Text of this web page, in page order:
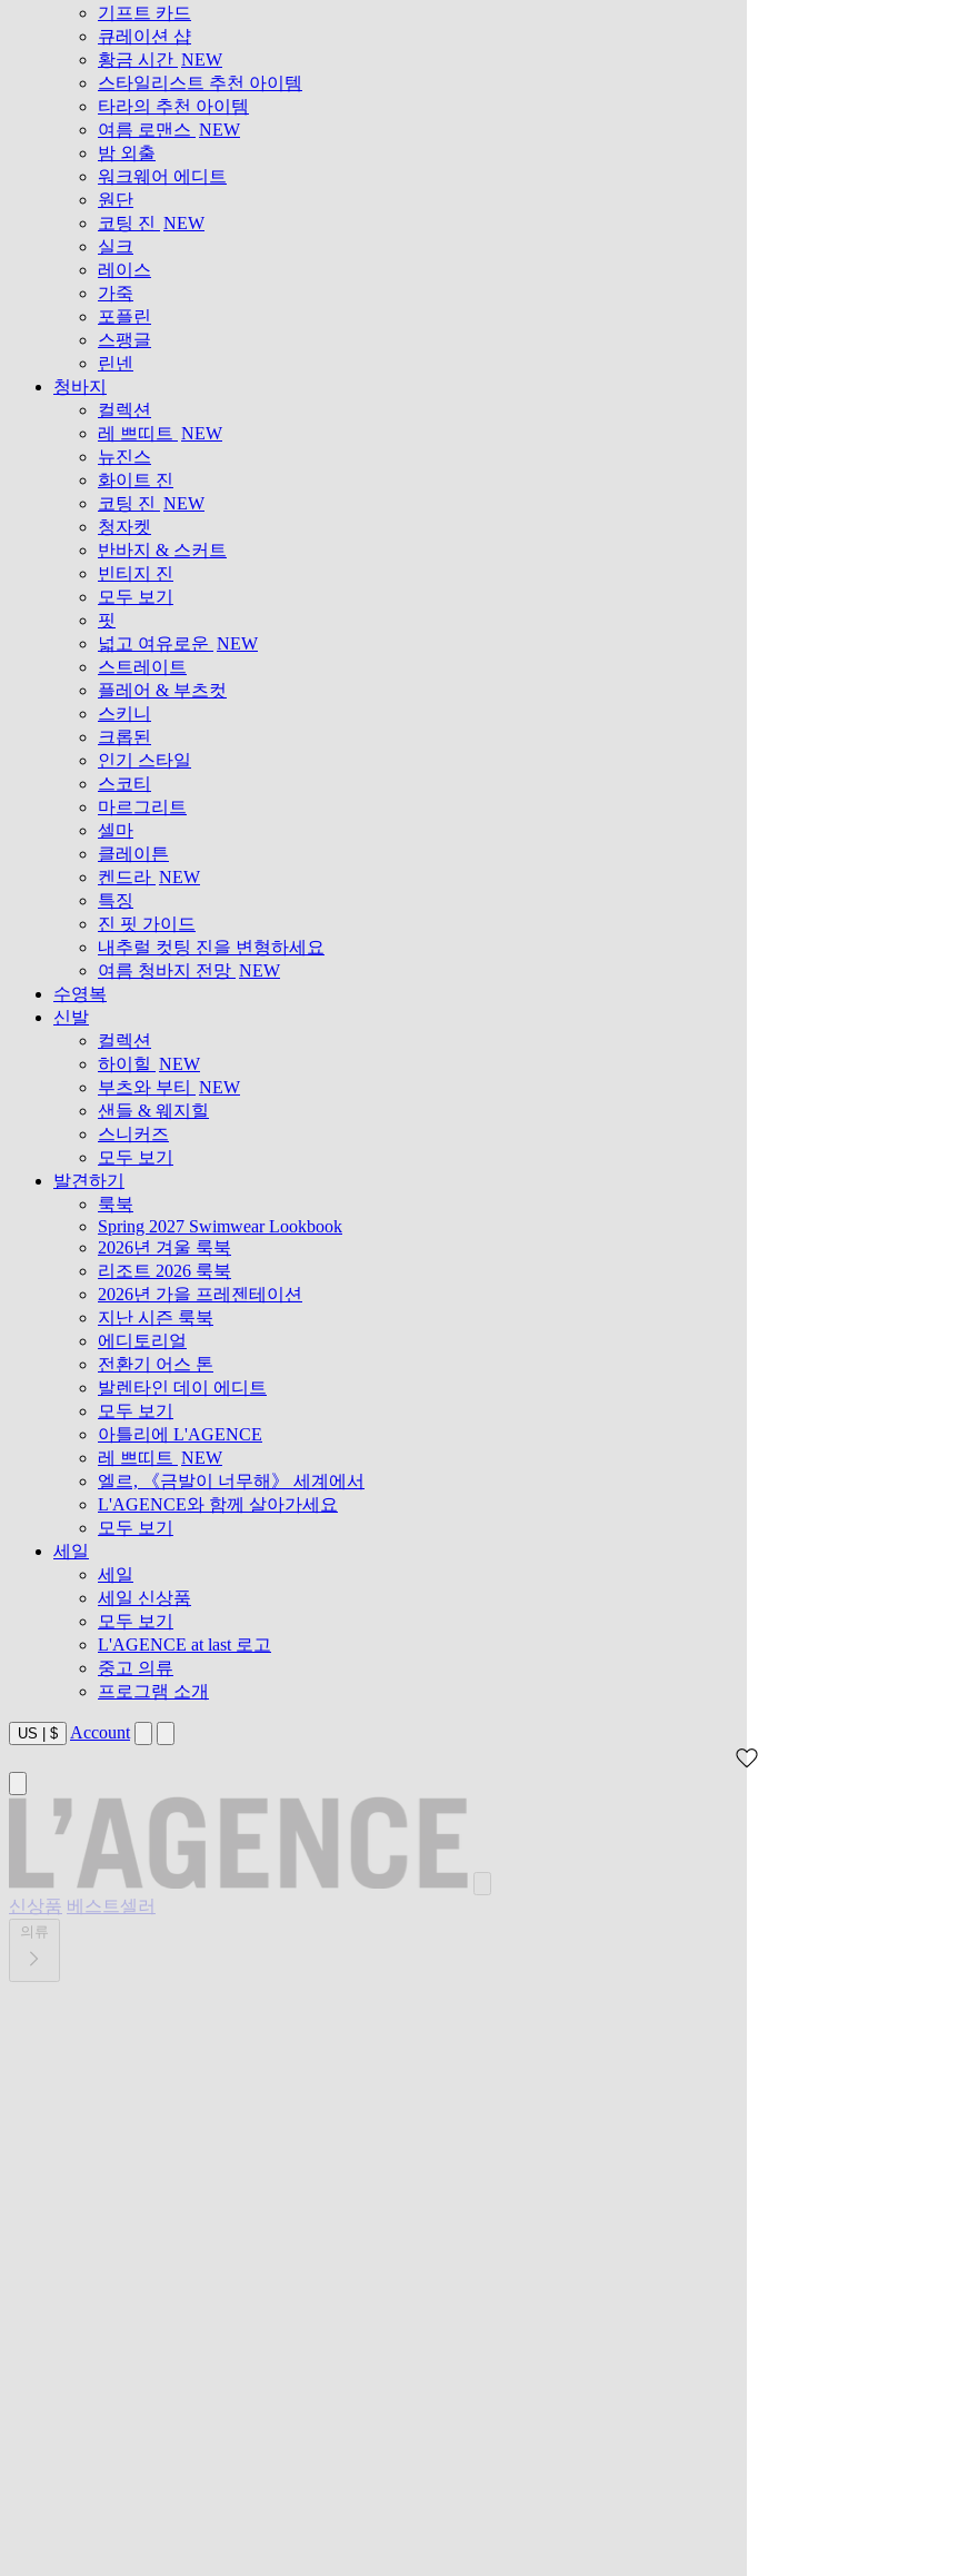
기프트 카드
큐레이션 샵
황금 시간 NEW
스타일리스트 추천 아이템
타라의 추천 아이템
여름 로맨스 NEW
밤 외출
워크웨어 에디트
원단
코팅 진 NEW
실크
레이스
가죽
포플린
스팽글
린넨
청바지
컬렉션
레 쁘띠트 NEW
뉴진스
화이트 진
코팅 진 NEW
청자켓
반바지 & 스커트
빈티지 진
모두 보기
핏
넓고 여유로운 NEW
스트레이트
플레어 & 부츠컷
스키니
크롭된
인기 스타일
스코티
마르그리트
셀마
클레이튼
켄드라 NEW
특징
진 핏 가이드
내추럴 컷팅 진을 변형하세요
여름 청바지 전망 NEW
수영복
신발
컬렉션
하이힐 NEW
부츠와 부티
NEW
샌들 & 웨지힐
스니커즈
모두 보기
발견하기
룩북
Spring 2027 Swimwear Lookbook
2026년 겨울 룩북
리조트 2026 룩북
2026년 가을 프레젠테이션
지난 시즌 룩북
에디토리얼
전환기 어스 톤
발렌타인 데이 에디트
모두 보기
아틀리에 L'AGENCE
레 쁘띠트 NEW
엘르, 《금발이 너무해》 세계에서
L'AGENCE와 함께 살아가세요
모두 보기
세일
세일
세일 신상품
모두 보기
L'AGENCE at last 로고
중고 의류
프로그램 소개
US $ Account
신상품 베스트셀러
의류